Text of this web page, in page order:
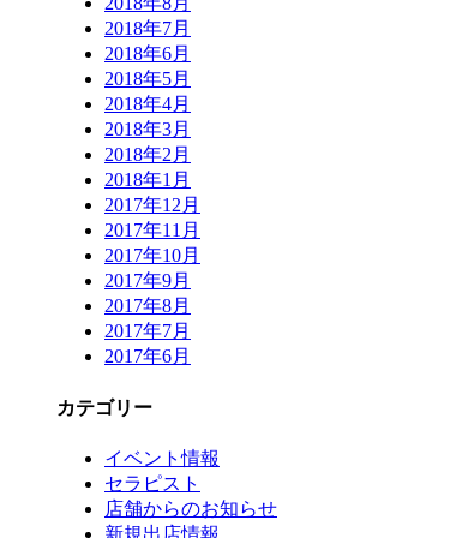
2018年7月
2018年6月
2018年5月
2018年4月
2018年3月
2018年2月
2018年1月
2017年12月
2017年11月
2017年10月
2017年9月
2017年8月
2017年7月
2017年6月
カテゴリー
イベント情報
セラピスト
店舗からのお知らせ
新規出店情報